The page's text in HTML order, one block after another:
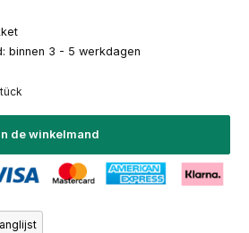
binnen 3 - 5 werkdagen
de winkelmand